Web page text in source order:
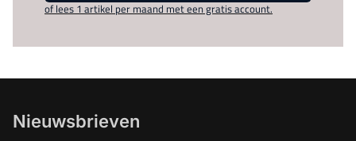
of lees 1 artikel per maand met een gratis account.
Nieuwsbrieven